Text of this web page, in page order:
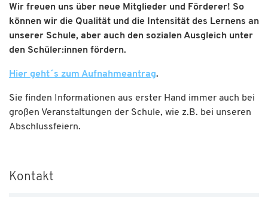
Wir freuen uns über neue Mitglieder und Förderer! So
können wir die Qualität und die Intensität des Lernens an
unserer Schule, aber auch den sozialen Ausgleich unter
den Schüler:innen fördern.
Hier geht´s zum Aufnahmeantrag.
Sie finden Informationen aus erster Hand immer auch bei
großen Veranstaltungen der Schule, wie z.B. bei unseren
Abschlussfeiern.
Kontakt